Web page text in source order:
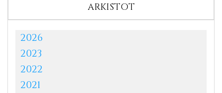
ARKISTOT
2026
2023
2022
2021